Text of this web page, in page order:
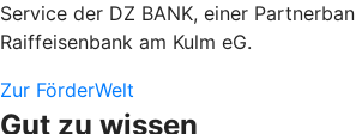
Service der DZ BANK, einer
Raiffeisenbank am Kulm eG.
Zur FörderWelt
Gut zu wissen